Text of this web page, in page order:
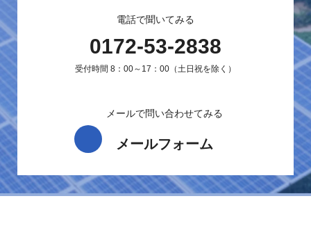
電話で聞いてみる
0172-53-2838
受付時間 8：00～17：00（土日祝を除く）
メールで問い合わせてみる
メールフォーム